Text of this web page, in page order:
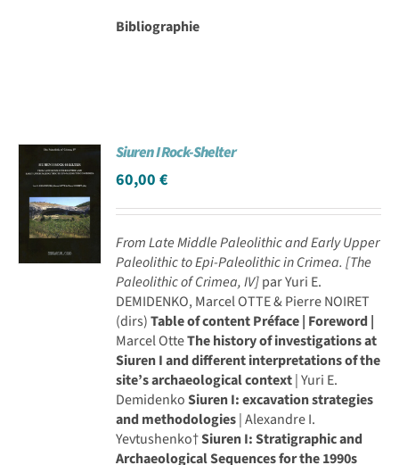
Bibliographie
Siuren I Rock-Shelter
60,00€
From Late Middle Paleolithic and Early Upper
Paleolithic to Epi-Paleolithic in Crimea.[The
Paleolithic of Crimea, IV]par Yuri E.
DEMIDENKO, Marcel OTTE & Pierre NOIRET
(dirs)Table of contentPréface | Foreword |
Marcel OtteThe history of investigations at
Siuren I and different interpretations of the
site’s archaeological context| Yuri E.
DemidenkoSiuren I: excavation strategies
and methodologies| Alexandre I.
Yevtushenko†Siuren I: Stratigraphic and
Archaeological Sequences for the 1990s